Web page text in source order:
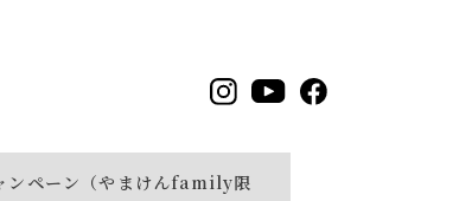
ンペーン（やまけんfamily限